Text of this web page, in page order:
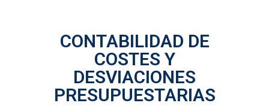
CONTABILIDAD DE
COSTES Y
DESVIACIONES
PRESUPUESTARIAS